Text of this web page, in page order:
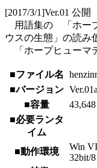
[2017/3/1]Ver.01 公開
用語集の 「ホー
ウスの生態」の読み
「ホープヒューマ
■ファイル名
■バージョン Ver.01a
■容量
■必要ランタ
イム
■動作環境
Win
32bit/